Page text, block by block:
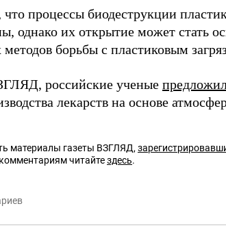
процессы биодеструкции
однако их открытие может стать
методов борьбы с пластиковым
российские ученые
лекарств на основе
материалы газеты ВЗГЛЯД,
читайтездесь.